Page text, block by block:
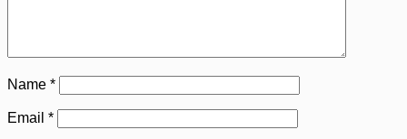
Name *
Email *